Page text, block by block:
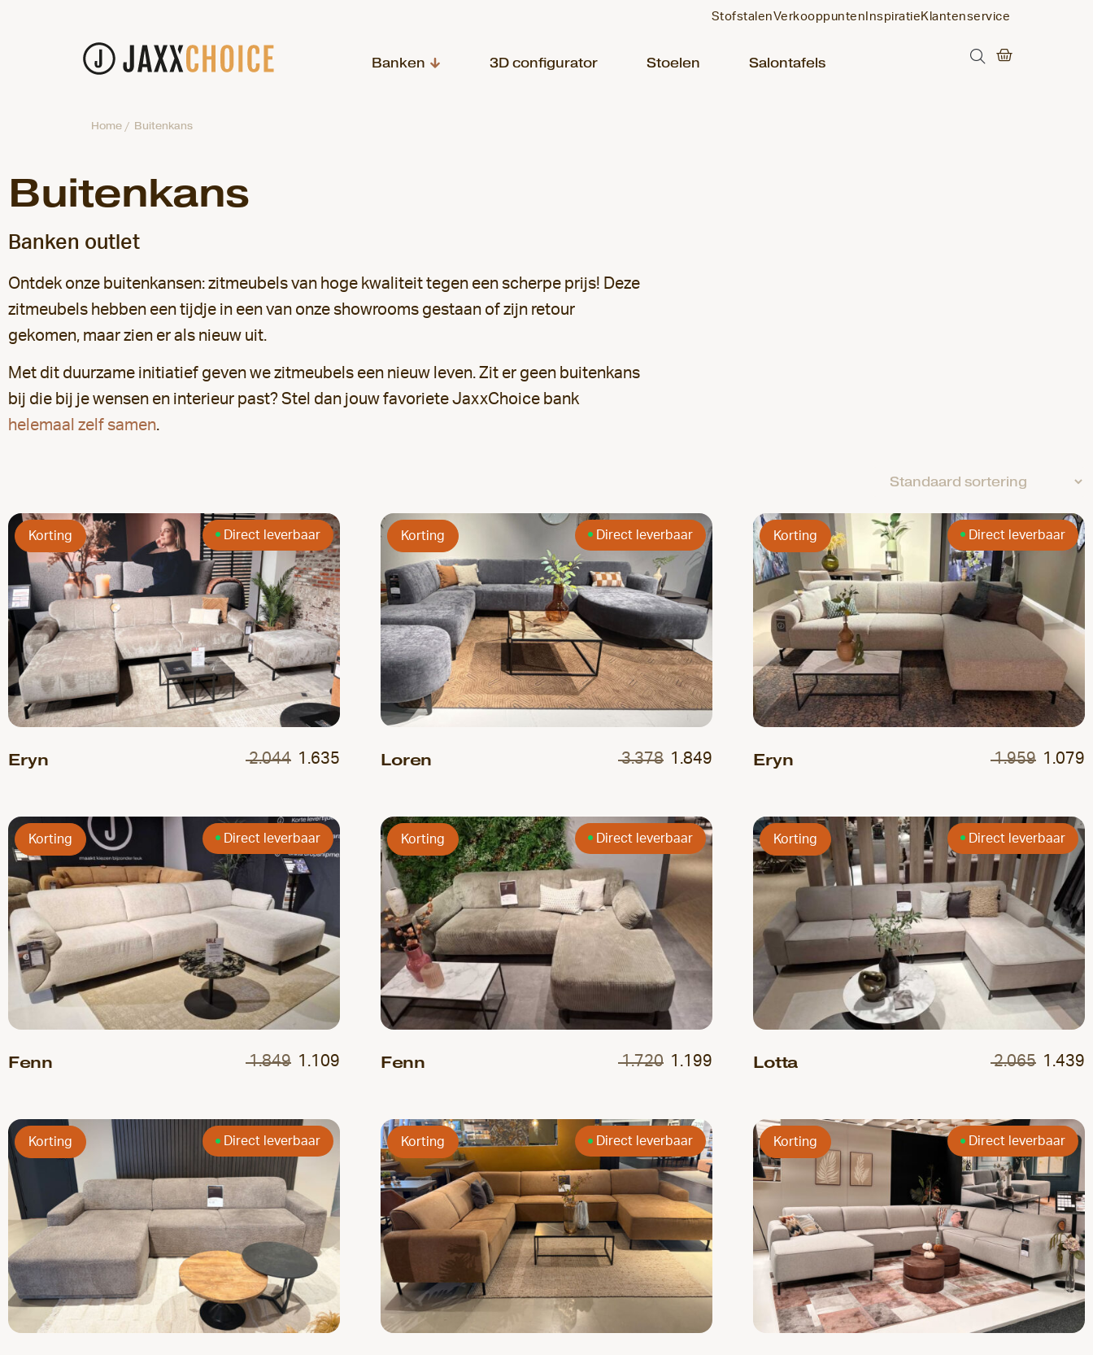
StofstalenVerkooppunten Inspiratie Klantenservice
Banken 3D configurator Stoelen Salontafels
Home / Buitenkans
Buitenkans
Banken outlet
Ontdek onze buitenkansen: zitmeubels van hoge kwaliteit tegen een scherpe prijs! Deze
zitmeubels hebben een tijdje in een van onze showrooms gestaan of zijn retour
gekomen, maar zien er als nieuw uit.
Met dit duurzame initiatief geven we zitmeubels een nieuw leven. Zit er geen buitenkans
bij die bij je wensen en interieur past? Stel dan jouw favoriete JaxxChoice bank
helemaal zelf samen.
Korting
Eryn 2.044 1.635
Direct leverbaar Korting
Loren 3.378 1.849
Direct leverbaar Korting
Eryn 1.959 1.079
Direct leverbaar
Korting
Fenn 1.849 1.109
Direct leverbaar Korting
Fenn 1.720 1.199
Direct leverbaar Korting
Lotta 2.065 1.439
Direct leverbaar
Korting Direct leverbaar Korting Direct leverbaar Korting Direct leverbaar